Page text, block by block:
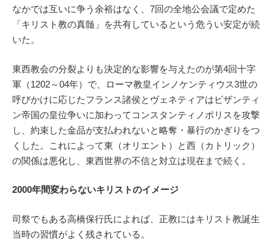
なかでは互いに争う余裕はなく、7回の全地公会議で定めた
「キリスト教の真髄」を共有しているという危うい安定が続
いた。
東西教会の分裂よりも決定的な影響を与えたのが第4回十字
軍（1202～04年）で、ローマ教皇インノケンティウス3世の
呼びかけに応じたフランス諸侯とヴェネティアはビザンティ
ン帝国の皇位争いに加わってコンスタンティノポリスを攻撃
し、約束した金品が支払われないと略奪・暴行のかぎりをつ
くした。これによって東（オリエント）と西（カトリック）
の関係は悪化し、東西世界の不信と対立は現在まで続く。
2000年間変わらないキリストのイメージ
司祭でもある高橋保行氏によれば、正教にはキリスト教誕生
当時の習慣がよく残されている。